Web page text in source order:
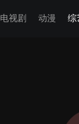
电视剧 动漫 综